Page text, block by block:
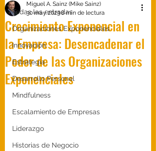
Todas las entradas
Organizaciones Exponenciales
Innovación
Estrategía
Desarrollo Personal
Mindfulness
Escalamiento de Empresas
Liderazgo
Historias de Negocio
Crecimiento Exponencial en
la Empresa: Desencadenar el
Poder de las Organizaciones
Exponenciales
Miguel A. Sainz (Mike Sainz)
30 may 20238 min de lectura